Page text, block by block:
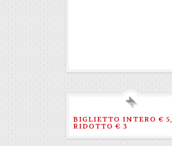
BIGLIETTO INTERO € 5,
RIDOTTO € 3